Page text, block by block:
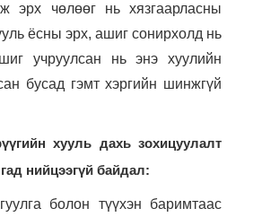
эрх чөлөөг нь хязгаарласны
ёсны эрх, ашиг сонирхолд нь
учруулсан нь энэ хуулийн
бусад гэмт хэргийн шинжгүй
хууль дахь зохицуулалт
нийцээгүй байдал:
болон түүхэн баримтаас